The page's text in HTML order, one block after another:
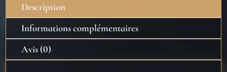
Description
Informations complémentaires
Avis (0)